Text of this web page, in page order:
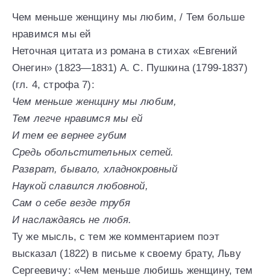
Чем меньше женщину мы любим, / Тем больше
нравимся мы ей
Неточная цитата из романа в стихах «Евгений
Онегин» (1823—1831) А. С. Пушкина (1799-1837)
(гл. 4, строфа 7):
Чем меньше женщину мы любим,
Тем легче нравимся мы ей
И тем ее вернее губим
Средь обольстительных сетей.
Разврат, бывало, хладнокровный
Наукой славился любовной,
Сам о себе везде трубя
И наслаждаясь не любя.
Ту же мысль, с тем же комментарием поэт
высказал (1822) в письме к своему брату, Льву
Сергеевичу: «Чем меньше любишь женщину, тем